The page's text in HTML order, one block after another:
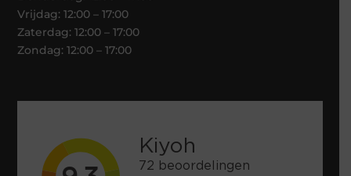
Vrijdag: 12:00 – 17:00
Zaterdag: 12:00 – 17:00
Zondag: 12:00 – 17:00